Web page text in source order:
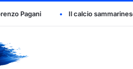
sbarca su DAZN: la FSGC